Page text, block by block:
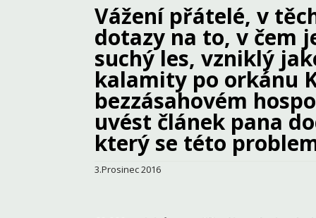
Vážení přátelé, v
dotazy na to, v čem
suchý les, vzniklý
kalamity po orkánu
bezzásahovém
uvést článek pana
který se této
3.Prosinec 2016